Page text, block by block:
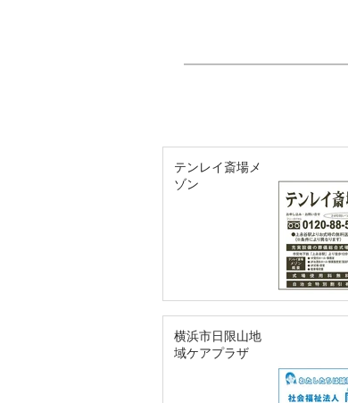
テンレイ斎場メ
ゾン
横浜市日限山地
域ケアプラザ